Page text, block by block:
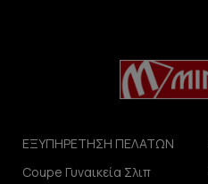
ΕΞΥΠΗΡΕΤΗΣΗ ΠΕΛΑΤΩΝ
Coupe Γυναικεία Σλιπ